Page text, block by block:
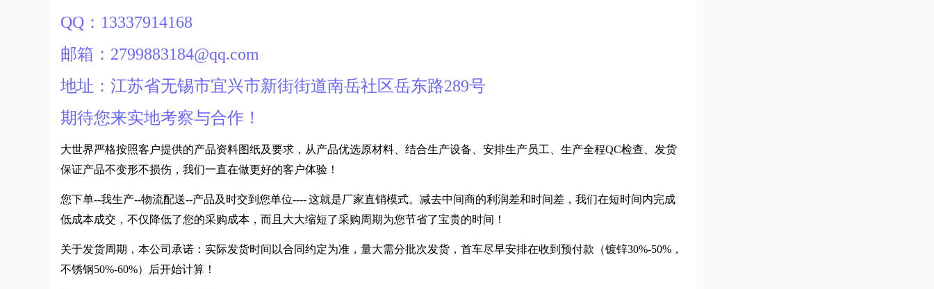
QQ：13337914168
邮箱：2799883184@qq.com
地址：江苏省无锡市宜兴市新街街道南岳社区岳东路289号
期待您来实地考察与合作！
大世界严格按照客户提供的产品资料图纸及要求，从产品优选原材料、结合生产设备、安排生产员工、生产全程QC检查、发货
保证产品不变形不损伤，我们一直在做更好的客户体验！
您下单--我生产--物流配送--产品及时交到您单位---- 这就是厂家直销模式。减去中间商的利润差和时间差，我们在短时间内完成
低成本成交，不仅降低了您的采购成本，而且大大缩短了采购周期为您节省了宝贵的时间！
关于发货周期，本公司承诺：实际发货时间以合同约定为准，量大需分批次发货，首车尽早安排在收到预付款（镀锌30%-50%，
不锈钢50%-60%）后开始计算！